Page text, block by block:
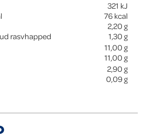
321 kJ
76 kcal
2,20 g
rasvhapped
1,30 g
11,00 g
11,00 g
2,90 g
0,09g